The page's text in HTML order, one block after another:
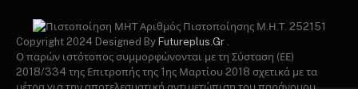
Αριθμός Πιστοποίησης Μ.Η.Τ. 252151
Copyright 2024 Designed By Futureplus.Gr
Ο παρών ιστότοπος συμμορφώνονται με τη Σύσταση (ΕΕ)
2018/334 της Επιτροπής της 1ης Μαρτίου 2018 σχετικά με τα